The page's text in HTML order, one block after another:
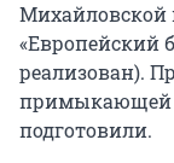
Михайловской
«Европейский
реализован).
примыкающей
подготовили.